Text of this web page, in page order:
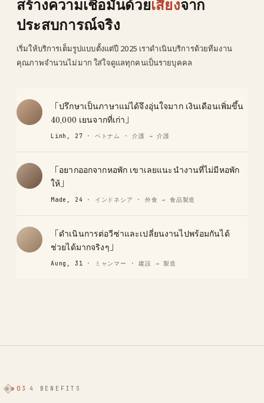
ประสบการณ์จริง
เริ่มให้บริการเต็มรูปแบบตั้งแต่ปี 2025 เราดำเนินบริการด้วยทีมงาน
คุณภาพจำนวนไม่มาก ใส่ใจดูแลทุกคนเป็นรายบุคคล
「ปรึกษาเป็นภาษาแม่ได้จึงอุ่นใจมาก เงินเดือนเพิ่มขึ้น
40,000 เยนจากที่เก่า」
Linh, 27 · ベトナム · 介護 → 介護
「อยากออกจากหอพัก เขาเลยแนะนำงานที่ไม่มีหอพัก
ให้」
Made, 24 · インドネシア · 外食 → 食品製造
「ดำเนินการต่อวีซ่าและเปลี่ยนงานไปพร้อมกันได้
ช่วยได้มากจริงๆ」
Aung, 31 · ミャンマー · 建設 → 製造
03 4 BENEFITS